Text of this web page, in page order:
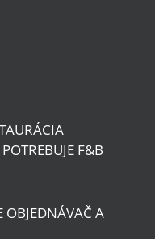
F&B
OBJEDNÁVAČ A